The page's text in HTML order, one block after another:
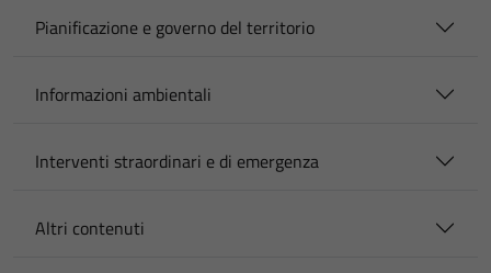
Pianificazione e governo del territorio
Informazioni ambientali
Interventi straordinari e di emergenza
Altri contenuti